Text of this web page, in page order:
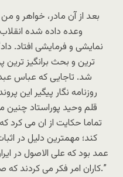
بعد از آن مادر، خواهر و
نمايشی و فرمايشی افتاد.
ترين و بحث برانگيز ترين
شد. تاجايی که عباس
روزنامه نگار پيگير اين
قلم وحيد پوراستاد چنين
تماما حکايت از ان می کرد
کند؛ مهمترين دليل در
عمد بود که علی الاصول در
کاران امر فکر می کردند که صحيح نيست آقای فارسی اعدام شود.”